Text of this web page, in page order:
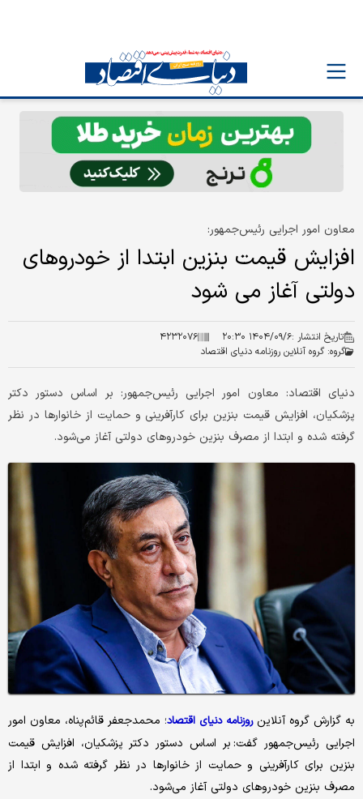
معاون امور اجرایی رئیس‌جمهور:
افزایش قیمت بنزین ابتدا از خودروهای
دولتی آغاز می شود
تاریخ انتشار :۱۴۰۴/۰۹/۶ ۲۰:۳۰
۴۲۳۲۰۷۶
گروه: گروه آنلاین روزنامه دنیای اقتصاد
دنیای اقتصاد: معاون امور اجرایی رئیس‌جمهور: بر اساس دستور دکتر
پزشکیان، افزایش قیمت بنزین برای کارآفرینی و حمایت از خانوارها در نظر
گرفته شده و ابتدا از مصرف بنزین خودروهای دولتی آغاز می‌شود.
به گزارش گروه آنلاین روزنامه دنیای اقتصاد؛ محمدجعفر قائم‌پناه، معاون امور
اجرایی رئیس‌جمهور گفت: بر اساس دستور دکتر پزشکیان، افزایش قیمت
بنزین برای کارآفرینی و حمایت از خانوارها در نظر گرفته شده و ابتدا از
مصرف بنزین خودروهای دولتی آغاز می‌شود.